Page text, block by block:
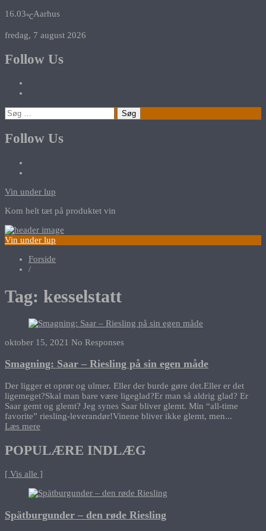
16.03℃Aarhus
fredag, 7 august 2026
Follow Us
Søg
efter:
Follow Us
Vin under lup
Kom helt tæt på produktet vin
Vin under lup
Forside
/
Tag: kesselstatt
oktober 15, 2021 No Responses
Smagning: Saar – Riesling på sin egen måde
Der ligger et oprør og ulmer. Eller der burde gøre det.Eller er det
ligemeget?Skal man bare være ligeglad?Er man så aldrig glad? Er
Saar gemt og glemt? Jeg synes Saar bliver glemt. Min “all-time
favorite” riesling-leverandør!Vinene bliver ikke glemt, men...
Læs mere
POPULÆRE INDLÆG
[ Vis alle ]
Spätburgunder – den røde Riesling